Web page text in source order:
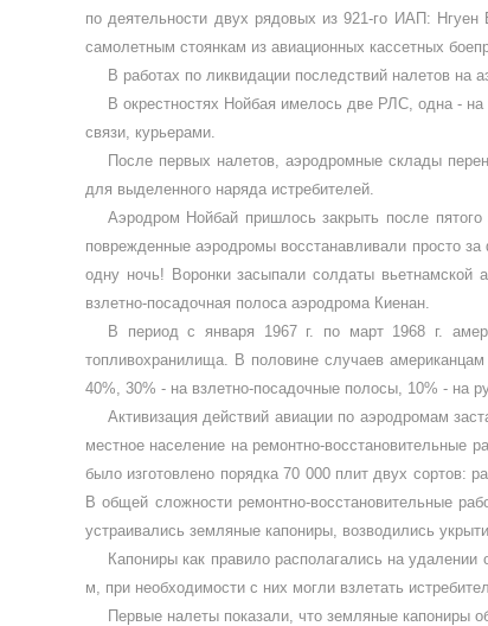
по деятельно­сти двух рядовых из 921-го ИАП:
самолетным стоянкам из авиацион­ных кассетных
В работах по ликвидации по­следствий налетов
В окрестностях Нойбая име­лось две РЛС, одна -
связи, курьерами.
После первых налетов, аэро­дромные склады
для выделенного наряда истребителей.
Аэродром Нойбай пришлось закрыть после
поврежденные аэро­дромы восстанавливали просто за
одну ночь! Воронки засыпали солда­ты вьетнамской
взлетно-посадочная поло­са аэродрома Киенан.
В период с января 1967 г. по март 1968 г.
топливохранилища. В половине слу­чаев
40%, 30% - на взлетно-поса­дочные полосы, 10% - на
Активизация действий авиа­ции по аэродромам
местное насе­ление на ремонтно-восстановительные
было изготовлено порядка 70 000 плит двух сортов:
В общей сложности ремонтно-восстановительные
устраивались зем­ляные капониры, возводились
Капониры как правило распо­лагались на
м, при необходимости с них могли взлетать
Первые налеты показали, что земляные капониры